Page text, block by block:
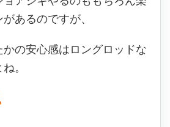
あるのですが、
の安心感はロングロッドな
。